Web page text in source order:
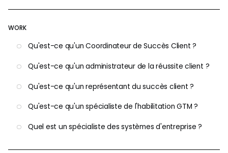
WORK
Qu'est-ce qu'un Coordinateur de Succès Client ?
Qu'est-ce qu'un administrateur de la réussite client ?
Qu'est-ce qu'un représentant du succès client ?
Qu'est-ce qu'un spécialiste de l'habilitation GTM ?
Quel est un spécialiste des systèmes d'entreprise ?